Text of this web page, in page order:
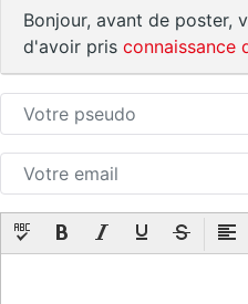
Bonjour, avant de poster,
d'avoir pris connaissance